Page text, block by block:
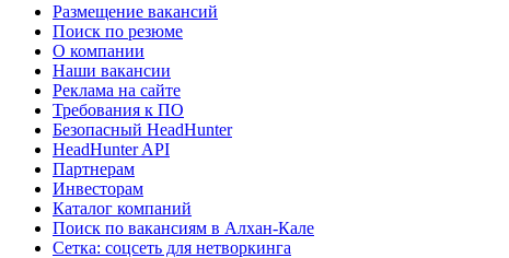
Размещение вакансий
Поиск по резюме
О компании
Наши вакансии
Реклама на сайте
Требования к ПО
Безопасный HeadHunter
HeadHunter API
Партнерам
Инвесторам
Каталог компаний
Поиск по вакансиям в Алхан-Кале
Сетка: соцсеть для нетворкинга